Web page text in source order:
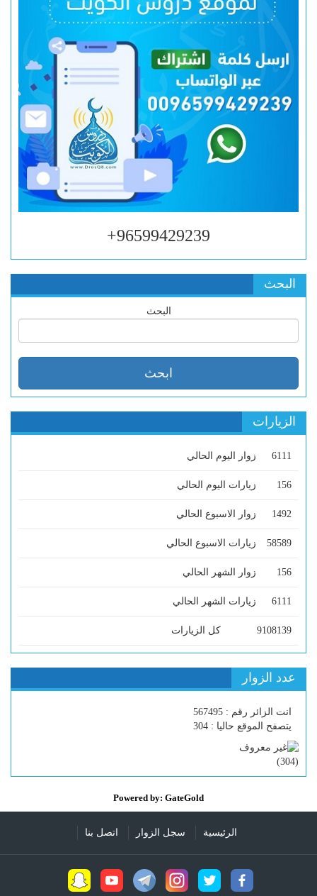
96599429239+
البحث
البحث
الزيارات
6111 زوار اليوم الحالي
156 زيارات اليوم الحالي
1492 زوار الاسبوع الحالي
58589 زيارات الاسبوع الحالي
156 زوار الشهر الحالي
6111 زيارات الشهر الحالي
9108139 كل الزيارات
عدد الزوار
انت الزائر رقم : 567495
يتصفح الموقع حاليا : 304
(
304
)
Powered by: GateGold
الرئيسية سجل الزوار اتصل بنا